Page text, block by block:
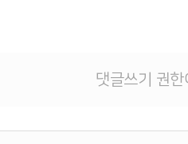
댓글쓰기 권